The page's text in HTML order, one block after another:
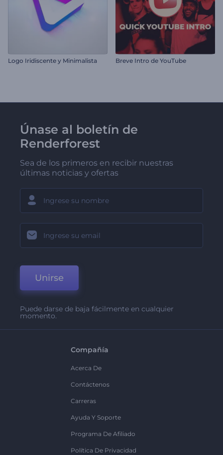
Logo Iridiscente y Minimalista Breve Intro de YouTube
Únase al boletín de
Renderforest
Sea de los primeros en recibir nuestras
últimas noticias y ofertas
Unirse
Puede darse de baja fácilmente en cualquier
momento.
Compañía
Acerca De
Contáctenos
Carreras
Ayuda Y Soporte
Programa De Afiliado
Política De Privacidad